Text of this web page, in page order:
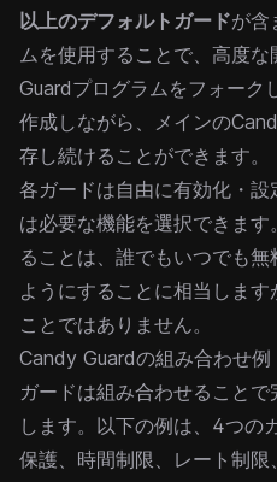
以上のデフォルトガードが含
ムを使用することで、高度
Guardプログラムをフォーク
作成しながら、メインの
存し続けることができます。
各ガードは自由に有効化・
は必要な機能を選択できま
ることは、誰でもいつでも
ようにすることに相当しま
ことではありません。
Candy Guardの組み合わせ例
ガードは組み合わせること
します。以下の例は、4つの
保護、時間制限、レート制